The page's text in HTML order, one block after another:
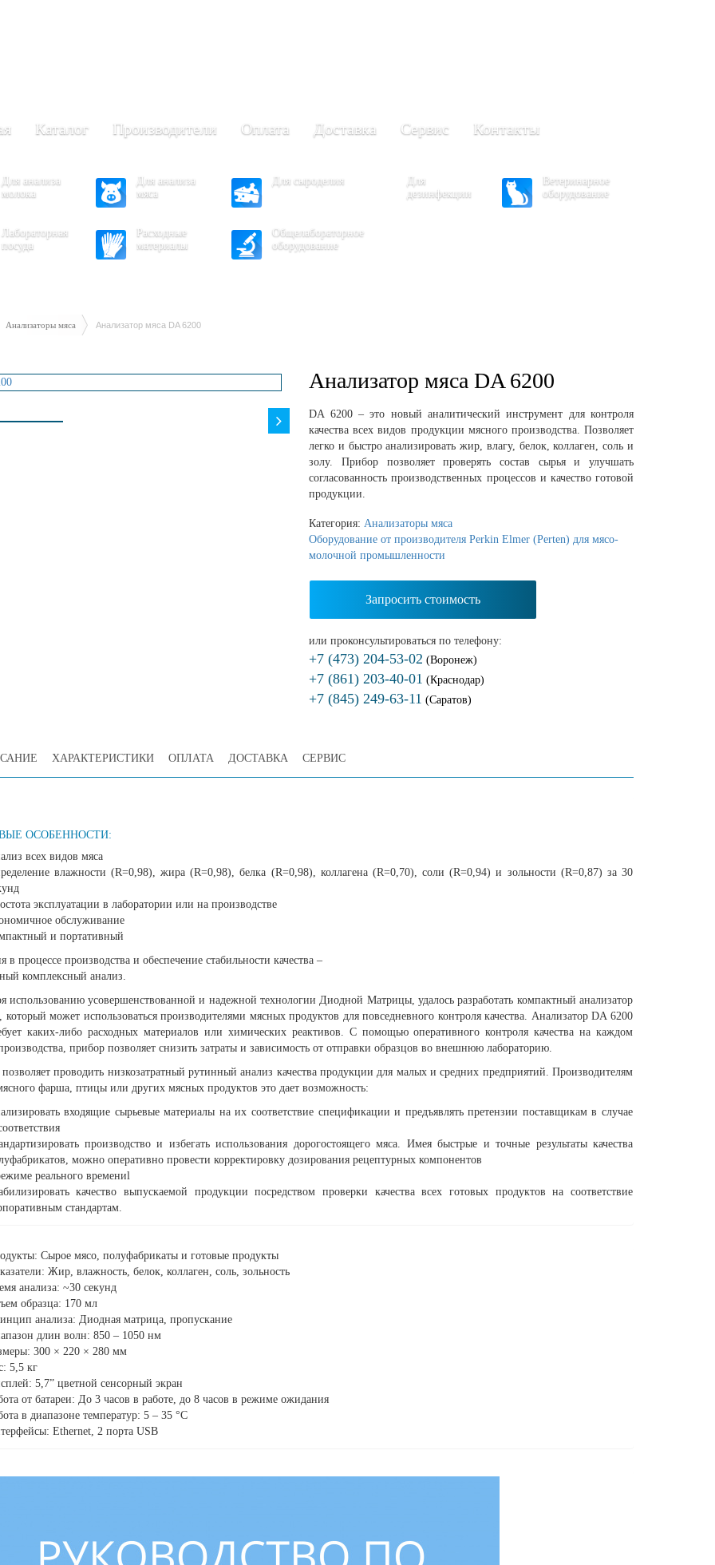
Каталог Производители Оплата Доставка Сервис Контакты
Для анализа
молока
Для анализа
мяса
Для сыроделия
Для
дезинфекции
Ветеринарное
оборудование
Лабораторная
посуда
Расходные
материалы
Общелабораторное
оборудование
Анализаторы мяса Анализатор мяса DA 6200
Анализатор мяса DA 6200
DA 6200 – это новый аналитический инструмент для контроля
качества всех видов продукции мясного производства. Позволяет
легко и быстро анализировать жир, влагу, белок, коллаген, соль и
золу. Прибор позволяет проверять состав сырья и улучшать
согласованность производственных процессов и качество готовой
продукции.
Категория:Анализаторы мяса
Оборудование от производителя Perkin Elmer (Perten) для мясо-
молочной промышленности
Запросить стоимость
или проконсультироваться по телефону:
+7 (473) 204-53-02 (Воронеж)
+7 (861) 203-40-01 (Краснодар)
+7 (845) 249-63-11 (Саратов)
ХАРАКТЕРИСТИКИ ОПЛАТА ДОСТАВКА СЕРВИС
ОСОБЕННОСТИ:
всех видов мяса
влажности (R=0,98), жира (R=0,98), белка (R=0,98), коллагена (R=0,70), соли (R=0,94) и зольности (R=0,87) за 30
эксплуатации в лаборатории или на производстве
обслуживание
и портативный
в процессе производства и обеспечение стабильности качества –
комплексный анализ.
использованию усовершенствованной и надежной технологии Диодной Матрицы, удалось разработать компактный анализатор
который может использоваться производителями мясных продуктов для повседневного контроля качества. Анализатор DA 6200
каких-либо расходных материалов или химических реактивов. С помощью оперативного контроля качества на каждом
прибор позволяет снизить затраты и зависимость от отправки образцов во внешнюю лабораторию.
проводить низкозатратный рутинный анализ качества продукции для малых и средних предприятий. Производителям
фарша, птицы или других мясных продуктов это дает возможность:
входящие сырьевые материалы на их соответствие спецификации и предъявлять претензии поставщикам в случае
производство и избегать использования дорогостоящего мяса. Имея быстрые и точные результаты качества
можно оперативно провести корректировку дозирования рецептурных компонентов
реального времениl
качество выпускаемой продукции посредством проверки качества всех готовых продуктов на соответствие
стандартам.
Сырое мясо, полуфабрикаты и готовые продукты
Жир, влажность, белок, коллаген, соль, зольность
анализа: ~30 секунд
образца: 170 мл
анализа: Диодная матрица, пропускание
длин волн: 850 – 1050 нм
300 × 220 × 280 мм
5,5 кг
5,7” цветной сенсорный экран
от батареи: До 3 часов в работе, до 8 часов в режиме ожидания
в диапазоне температур: 5 – 35 °C
Ethernet, 2 порта USB